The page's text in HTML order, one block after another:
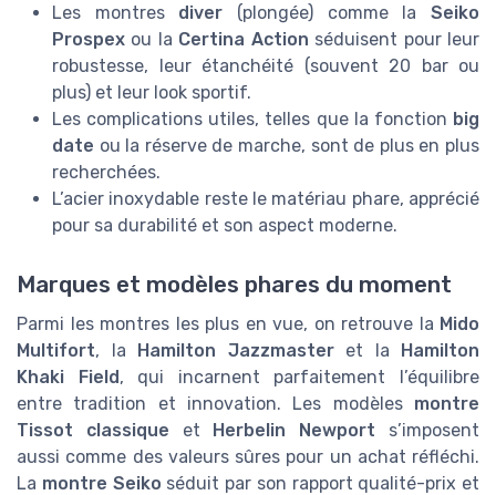
Les montres diver (plongée) comme laSeiko
Prospex ou la Certina Action séduisent pour leur
robustesse, leur étanchéité (souvent 20 bar ou
plus) et leur look sportif.
Les complications utiles, telles que la fonction big
date ou la réserve de marche, sont de plus en plus
recherchées.
L’acier inoxydable reste le matériau phare, apprécié
pour sa durabilité et son aspect moderne.
Marques et modèles phares du moment
Parmi les montres les plus en vue, on retrouve la Mido
Multifort, la Hamilton Jazzmasteret la Hamilton
Khaki Field, qui incarnent parfaitement l’équilibre
entre tradition et innovation. Les modèles montre
Tissot classique et Herbelin Newport s’imposent
aussi comme des valeurs sûres pour un achat réfléchi.
La montre Seiko séduit par son rapport qualité-prix et